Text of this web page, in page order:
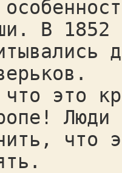
В 1852
это
Люди
что